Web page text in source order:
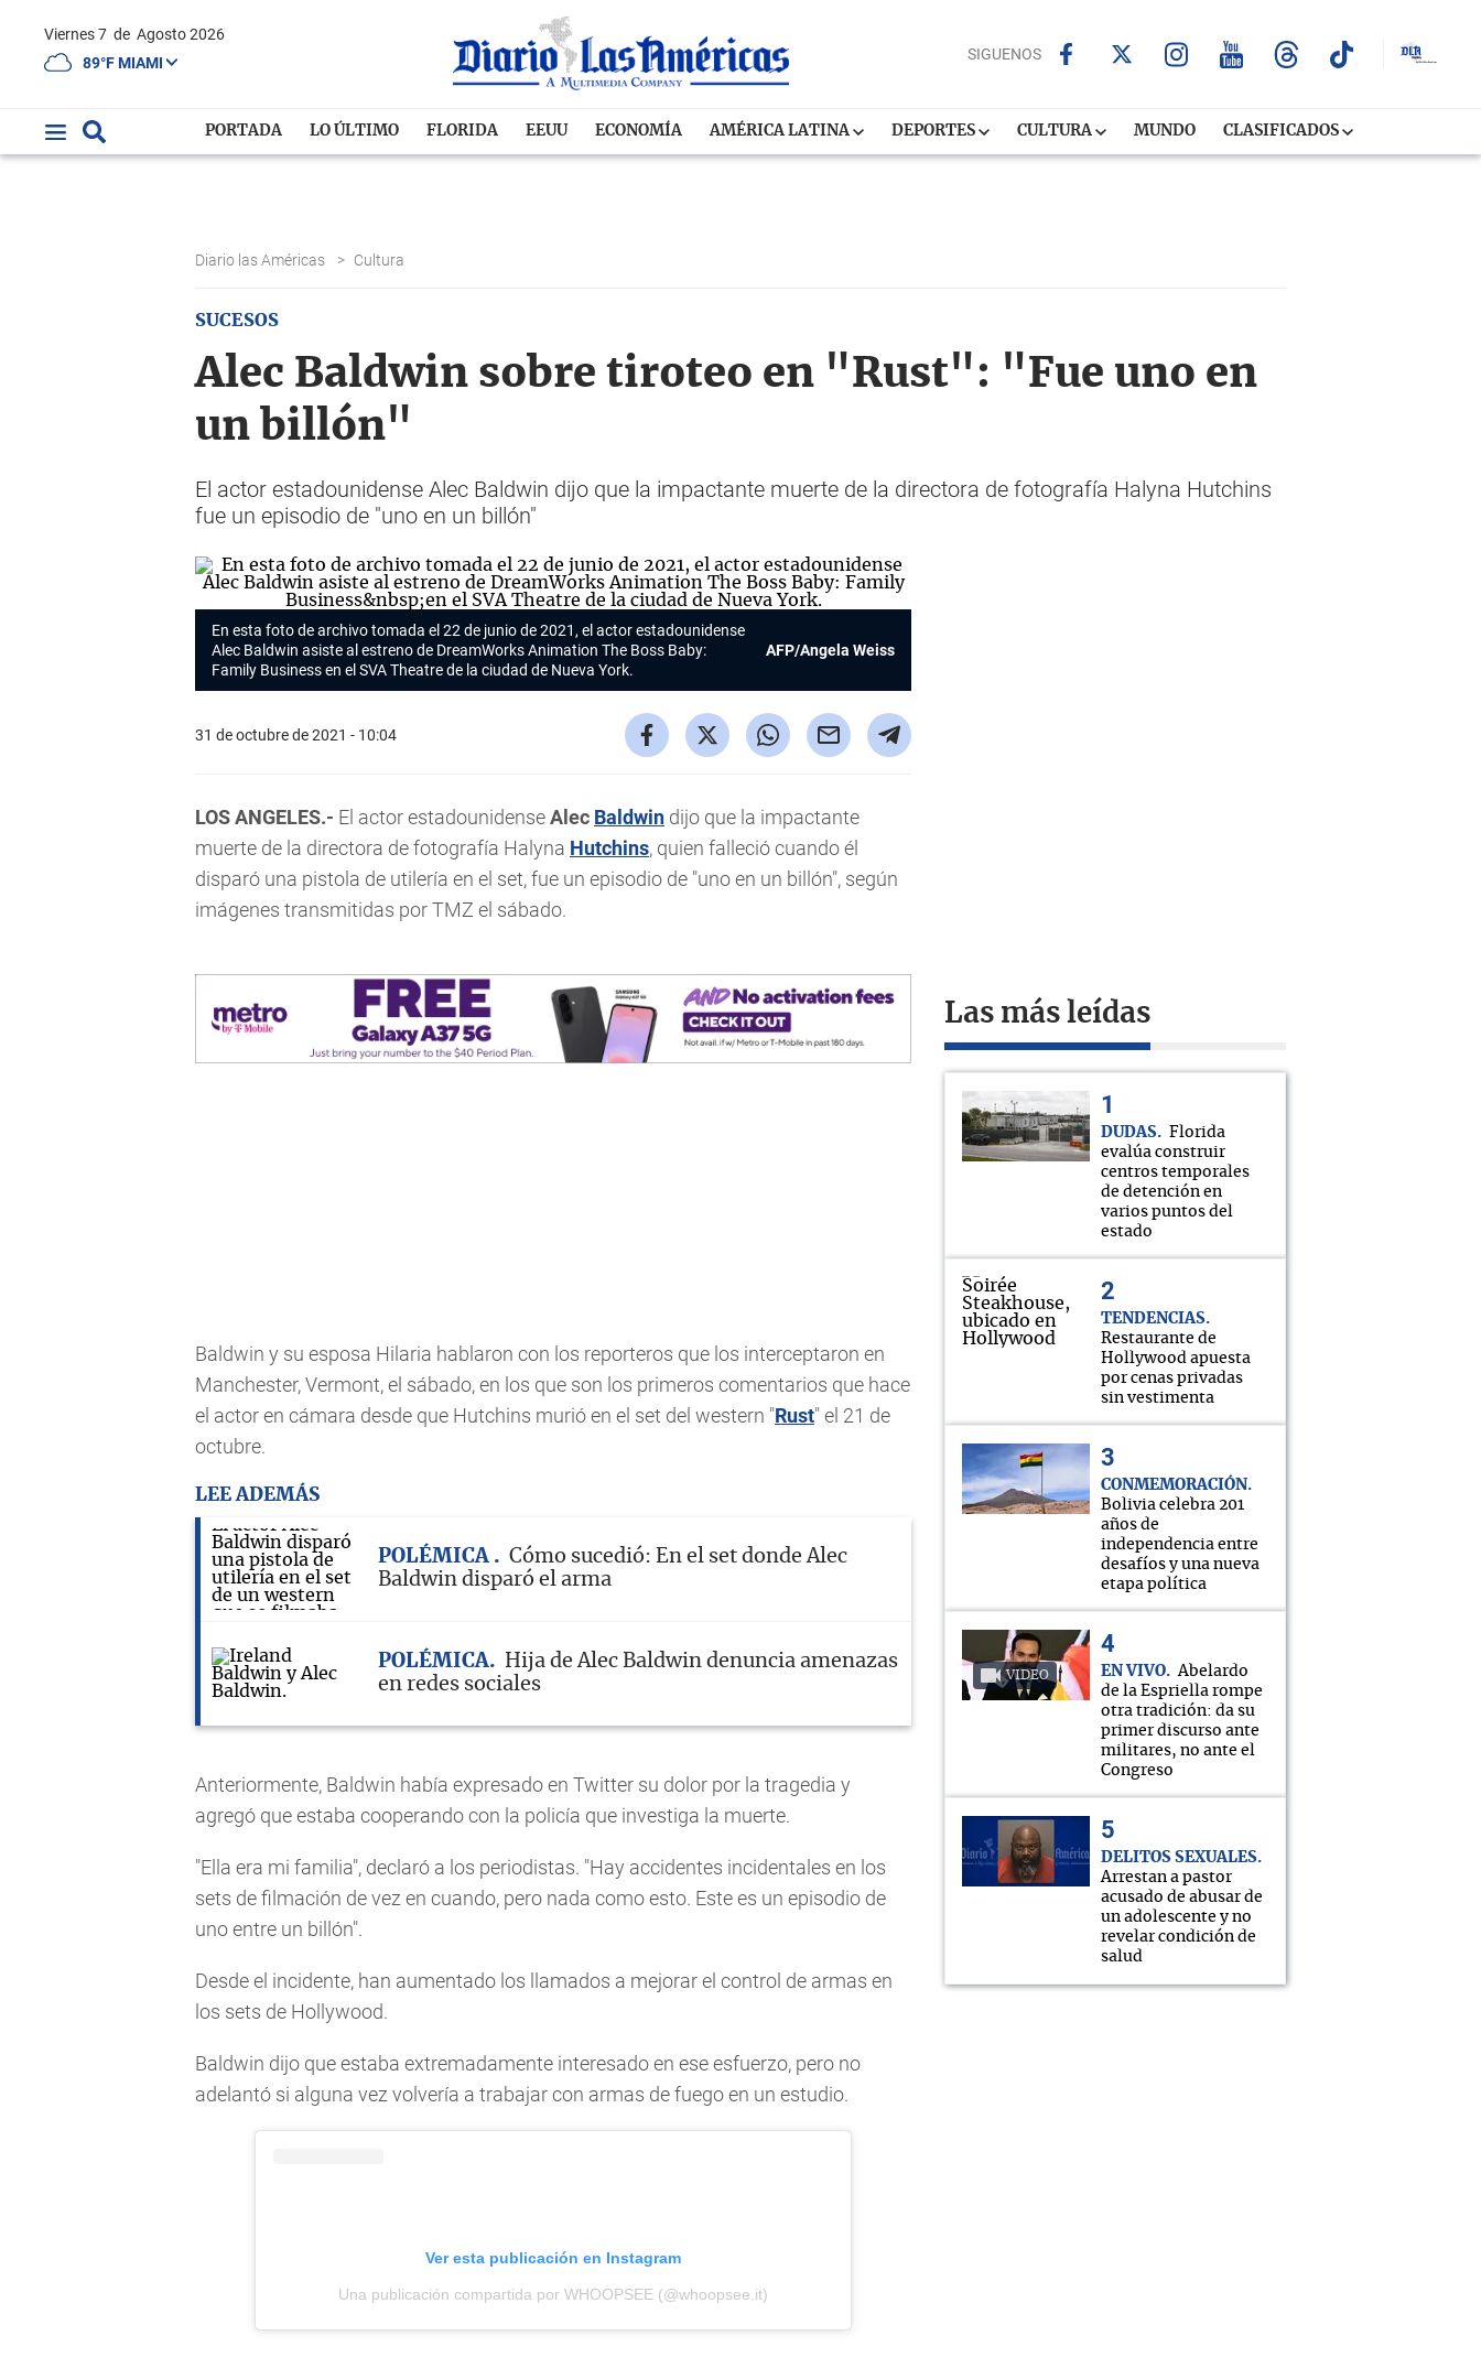
Viernes 7 de Agosto 2026
89°F MIAMI
SIGUENOS
PORTADA LO ÚLTIMO FLORIDA EEUU ECONOMÍA AMÉRICA LATINA DEPORTES CULTURA MUNDO CLASIFICADOS
Diario las Américas > Cultura
SUCESOS
Alec Baldwin sobre tiroteo en "Rust": "Fue uno en
un billón"
El actor estadounidense Alec Baldwin dijo que la impactante muerte de la directora de fotografía Halyna Hutchins
fue un episodio de "uno en un billón"
En esta foto de archivo tomada el 22 de junio de 2021, el actor estadounidense
Alec Baldwin asiste al estreno de DreamWorks Animation The Boss Baby:
Family Businessen el SVA Theatre de la ciudad de Nueva York.
AFP/Angela Weiss
31 de octubre de 2021 - 10:04
LOS ANGELES.- El actor estadounidenseAlec Baldwin dijo que la impactante
muerte de la directora de fotografía Halyna Hutchins, quien falleció cuando él
disparó una pistola de utilería en el set, fue un episodio de "uno en un billón", según
imágenes transmitidas por TMZ el sábado.
Baldwin y su esposa Hilaria hablaron con los reporteros que los interceptaron en
Manchester, Vermont, el sábado, en los que son los primeros comentarios que hace
el actor en cámara desde que Hutchins murió en el set del western "Rust" el 21 de
octubre.
LEE ADEMÁS
POLÉMICA
Cómo sucedió: En el set donde Alec
Baldwin disparó el arma
POLÉMICA
Hija de Alec Baldwin denuncia amenazas
en redes sociales
Anteriormente, Baldwin había expresado en Twitter su dolor por la tragedia y
agregó que estaba cooperando con la policía que investiga la muerte.
"Ella era mi familia", declaró a los periodistas. "Hay accidentes incidentales en los
sets de filmación de vez en cuando, pero nada como esto. Este es un episodio de
uno entre un billón".
Desde el incidente, han aumentado los llamados a mejorar el control de armas en
los sets de Hollywood.
Baldwin dijo que estaba extremadamente interesado en ese esfuerzo, pero no
adelantó si alguna vez volvería a trabajar con armas de fuego en un estudio.
Ver esta publicación en Instagram
Una publicación compartida por WHOOPSEE (@whoopsee.it)
Las más leídas
DUDAS
Florida
evalúa construir
centros temporales
de detención en
varios puntos del
estado
TENDENCIAS
Restaurante de
Hollywood apuesta
por cenas privadas
sin vestimenta
CONMEMORACIÓN
Bolivia celebra 201
años de
independencia entre
desafíos y una nueva
etapa política
VIDEO EN VIVO
Abelardo
de la Espriella rompe
otra tradición: da su
primer discurso ante
militares, no ante el
Congreso
DELITOS SEXUALES
Arrestan a pastor
acusado de abusar de
un adolescente y no
revelar condición de
salud